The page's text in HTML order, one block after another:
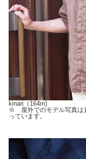
kinari（164m)
※ 屋外でのモデル写真は
っています。